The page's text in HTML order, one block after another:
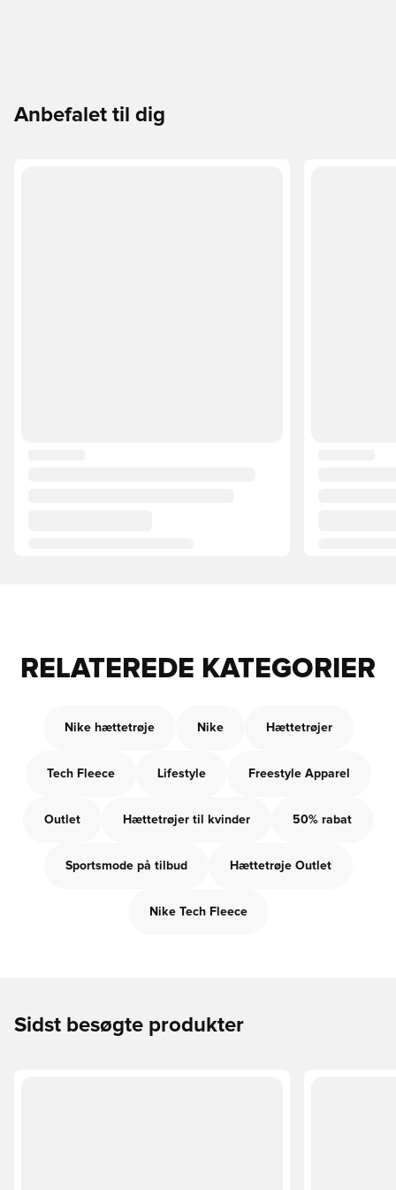
Anbefalet til dig
RELATEREDE KATEGORIER
Nike hættetrøje Nike Hættetrøjer
Tech Fleece Lifestyle Freestyle Apparel
Outlet Hættetrøjer til kvinder 50% rabat
Sportsmode på tilbud Hættetrøje Outlet
Nike Tech Fleece
Sidst besøgte produkter